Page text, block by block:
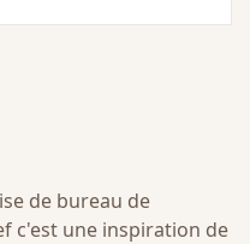
de bureau de
c'est une inspiration de